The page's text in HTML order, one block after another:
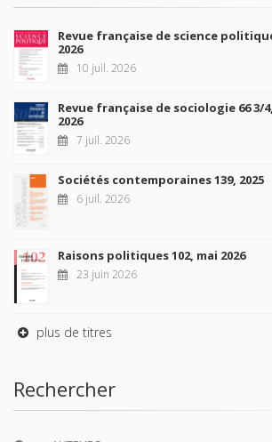
Revue française de science
2026
10 juil. 2026
Revue française de sociologie 66
2026
7 juil. 2026
Sociétés contemporaines 139, 2025
6 juil. 2026
Raisons politiques 102, mai 2026
23 juin 2026
plus de titres
Rechercher